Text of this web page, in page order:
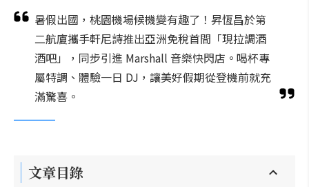
暑假出國，桃園機場候機變有趣了！昇恆昌於第
二航廈攜手軒尼詩推出亞洲免稅首間「現拉調酒
酒吧」，同步引進 Marshall 音樂快閃店。喝杯專
屬特調、體驗一日 DJ，讓美好假期從登機前就充
滿驚喜。
文章目錄